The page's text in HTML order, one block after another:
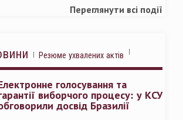
Переглянути всі події
Резюме ухвалених актів
голосування та
виборчого процесу: у КСУ
досвід Бразилії